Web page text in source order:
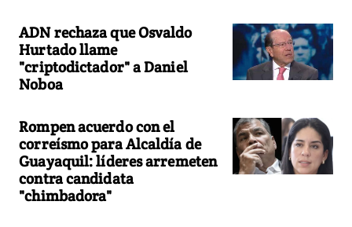
ADN rechaza que Osvaldo
Hurtado llame
"criptodictador" a Daniel
Noboa
Rompen acuerdo con el
correísmo para Alcaldía de
Guayaquil: líderes arremeten
contra candidata
"chimbadora"